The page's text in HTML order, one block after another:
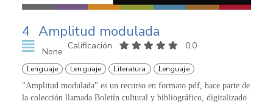
4 Amplitud modulada
None
Calificación 0,0
Lenguaje Lenguaje Literatura Lenguaje
"Amplitud modulada" es un recurso en formato pdf, hace parte de
la colección llamada Boletín cultural y bibliográfico, digitalizado